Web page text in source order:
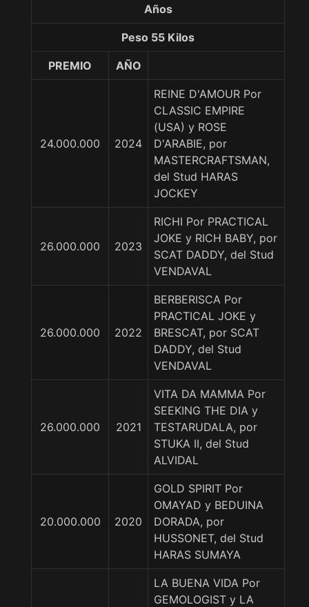
Años
Peso 55 Kilos
PREMIO AÑO
24.000.000 2024
REINE D'AMOUR Por
CLASSIC EMPIRE
(USA) y ROSE
D'ARABIE, por
MASTERCRAFTSMAN,
del Stud HARAS
JOCKEY
26.000.000 2023
RICHI Por PRACTICAL
JOKE y RICH BABY, por
SCAT DADDY, del Stud
VENDAVAL
26.000.000 2022
BERBERISCA Por
PRACTICAL JOKE y
BRESCAT, por SCAT
DADDY, del Stud
VENDAVAL
26.000.000 2021
VITA DA MAMMA Por
SEEKING THE DIA y
TESTARUDALA, por
STUKA II, del Stud
ALVIDAL
20.000.000 2020
GOLD SPIRIT Por
OMAYAD y BEDUINA
DORADA, por
HUSSONET, del Stud
HARAS SUMAYA
LA BUENA VIDA Por
GEMOLOGIST y LA